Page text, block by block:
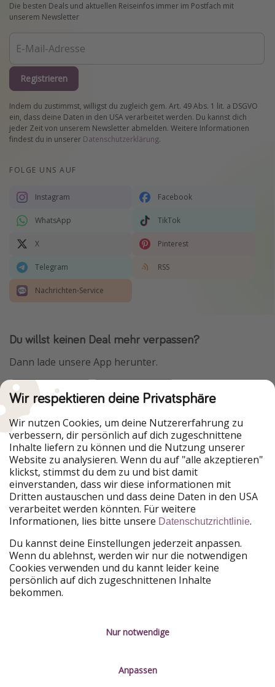
Die besten Deals und aktuellen Reiseinfos immer im Postfach mit
unserem Newsletter
Registrieren
Indem du zustimmst, willigst du zugleich gem. Art. 49 Abs. 1 lit. a DSGVO
ein, dass deine Daten in den USA verarbeitet werden. Du kannst dich
jeder Zeit von unserem Newsletter abmelden. Weitere Informationen
findest du in unserer Datenschutzerklärung.
FOLGE UNS AUF
Instagram Facebook
WhatsApp TikTok
X Pinterest
Telegram RSS
Nachrichten-Service
Du willst keinen Deal mehr verpassen?
Dann lade unsere App herunter.
Urlaubspiraten ist Teil der HolidayPirates Group
Unsere Märkte
PiratinViaggio
HolidayPirates
VakantiePiraten
WakacyjniPiraci
VoyagesPirates
Ferienpiraten
Urlaubspiraten
ViajerosPiratas
TravelPirates
HolidayPirates Group
Lerne uns kennen
Über uns
Rechtliches
Kontakt
Wir respektieren deine Privatsphäre
Wir nutzen Cookies, um deine Nutzererfahrung zu
verbessern, dir persönlich auf dich zugeschnittene
Inhalte liefern zu können und die Nutzung unserer
Website zu analysieren. Wenn du auf "alle akzeptieren"
klickst, stimmst du dem zu und bist damit
einverstanden, dass wir diese informationen mit
Dritten austauschen und dass deine Daten in den USA
verarbeitet werden könnten. Für weitere
Informationen, lies bitte unsere Datenschutzrichtlinie.
Du kannst deine Einstellungen jederzeit anpassen.
Wenn du ablehnst, werden wir nur die notwendigen
Cookies verwenden und du kannt leider keine
persönlich auf dich zugeschnittenen Inhalte
bekommen.
Nur notwendige
Anpassen